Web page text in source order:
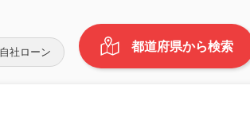
都道府県から検索
自社ローン